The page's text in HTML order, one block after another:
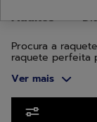
Adultos
Procura a
raquete perfeita
raquete certa
seu nível e ao
Ver mais